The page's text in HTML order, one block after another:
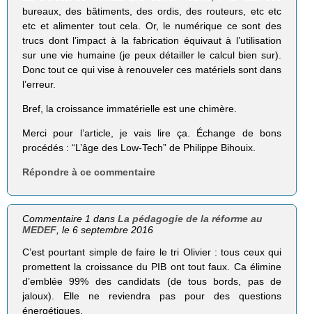
bureaux, des bâtiments, des ordis, des routeurs, etc etc
etc et alimenter tout cela. Or, le numérique ce sont des
trucs dont l’impact à la fabrication équivaut à l’utilisation
sur une vie humaine (je peux détailler le calcul bien sur).
Donc tout ce qui vise à renouveler ces matériels sont dans
l’erreur.
Bref, la croissance immatérielle est une chimère.
Merci pour l’article, je vais lire ça. Échange de bons
procédés : “L’âge des Low-Tech” de Philippe Bihouix.
Répondre à ce commentaire
Commentaire 1 dansLa pédagogie de la réforme au
MEDEF , le 6 septembre 2016
C’est pourtant simple de faire le tri Olivier : tous ceux qui
promettent la croissance du PIB ont tout faux. Ca élimine
d’emblée 99% des candidats (de tous bords, pas de
jaloux). Elle ne reviendra pas pour des questions
énergétiques.